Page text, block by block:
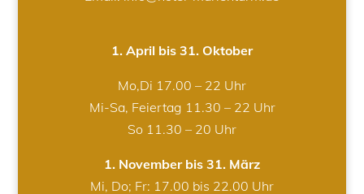
1. April bis 31. Oktober
Mo,Di 17.00 – 22 Uhr
Mi-Sa, Feiertag 11.30 – 22 Uhr
So 11.30 – 20 Uhr
1. November bis 31. März
Mi, Do; Fr: 17.00 bis 22.00 Uhr